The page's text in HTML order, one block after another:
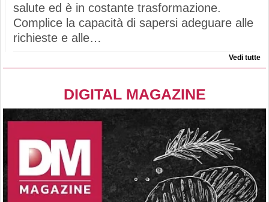
salute ed è in costante trasformazione.
Complice la capacità di sapersi adeguare alle
richieste e alle…
Vedi tutte
DIGITAL MAGAZINE